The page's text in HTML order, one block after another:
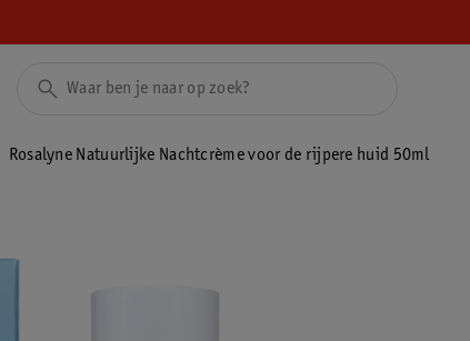
Rosalyne Natuurlijke Nachtcrème voor de rijpere huid 50ml